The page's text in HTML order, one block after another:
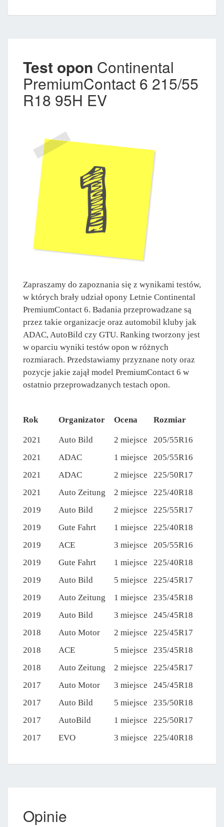
Test opon Continental
PremiumContact 6 215/55
R18 95H EV
Zapraszamy do zapoznania się z wynikami testów,
w których brały udział opony Letnie Continental
PremiumContact 6. Badania przeprowadzane są
przez takie organizacje oraz automobil kluby jak
ADAC, AutoBild czy GTU. Ranking tworzony jest
w oparciu wyniki testów opon w różnych
rozmiarach. Przedstawiamy przyznane noty oraz
pozycje jakie zajął model PremiumContact 6 w
ostatnio przeprowadzanych testach opon.
Rok Organizator Ocena Rozmiar
2021 Auto Bild 2 miejsce
205/55R16
2021
ADAC 1 miejsce
205/55R16
2021
ADAC 2 miejsce
225/50R17
2021
Auto Zeitung 2 miejsce
225/40R18
2019
Auto Bild 2 miejsce
225/55R17
2019
Gute Fahrt 1 miejsce
225/40R18
2019
ACE 3 miejsce
205/55R16
2019
Gute Fahrt 1 miejsce
225/40R18
2019
Auto Bild 5 miejsce
225/45R17
2019
Auto Zeitung 1 miejsce
235/45R18
2019
Auto Bild 3 miejsce
245/45R18
2018
Auto Motor 2 miejsce
225/45R17
2018
ACE 5 miejsce
235/45R18
2018
Auto Zeitung 2 miejsce
225/45R17
2017
Auto Motor 3 miejsce
245/45R18
2017
Auto Bild 5 miejsce
235/50R18
2017
AutoBild 1 miejsce
225/50R17
2017
EVO 3 miejsce 225/40R18
Opinie